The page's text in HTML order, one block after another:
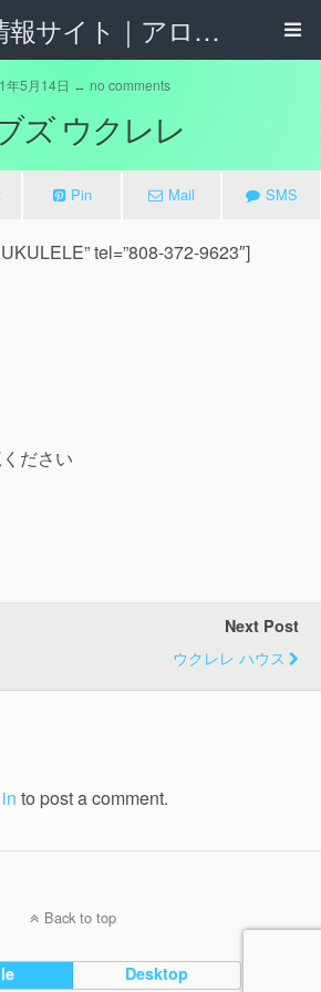
ハワイ情報サイト｜アロハタウンネット
年5月14日 ↔ no comments
ズ ウクレレ
Pin Mail SMS
tel=”808-372-9623″]
ださい
Next Post
ウクレレ ハウス
to post a comment.
Back to top
Desktop